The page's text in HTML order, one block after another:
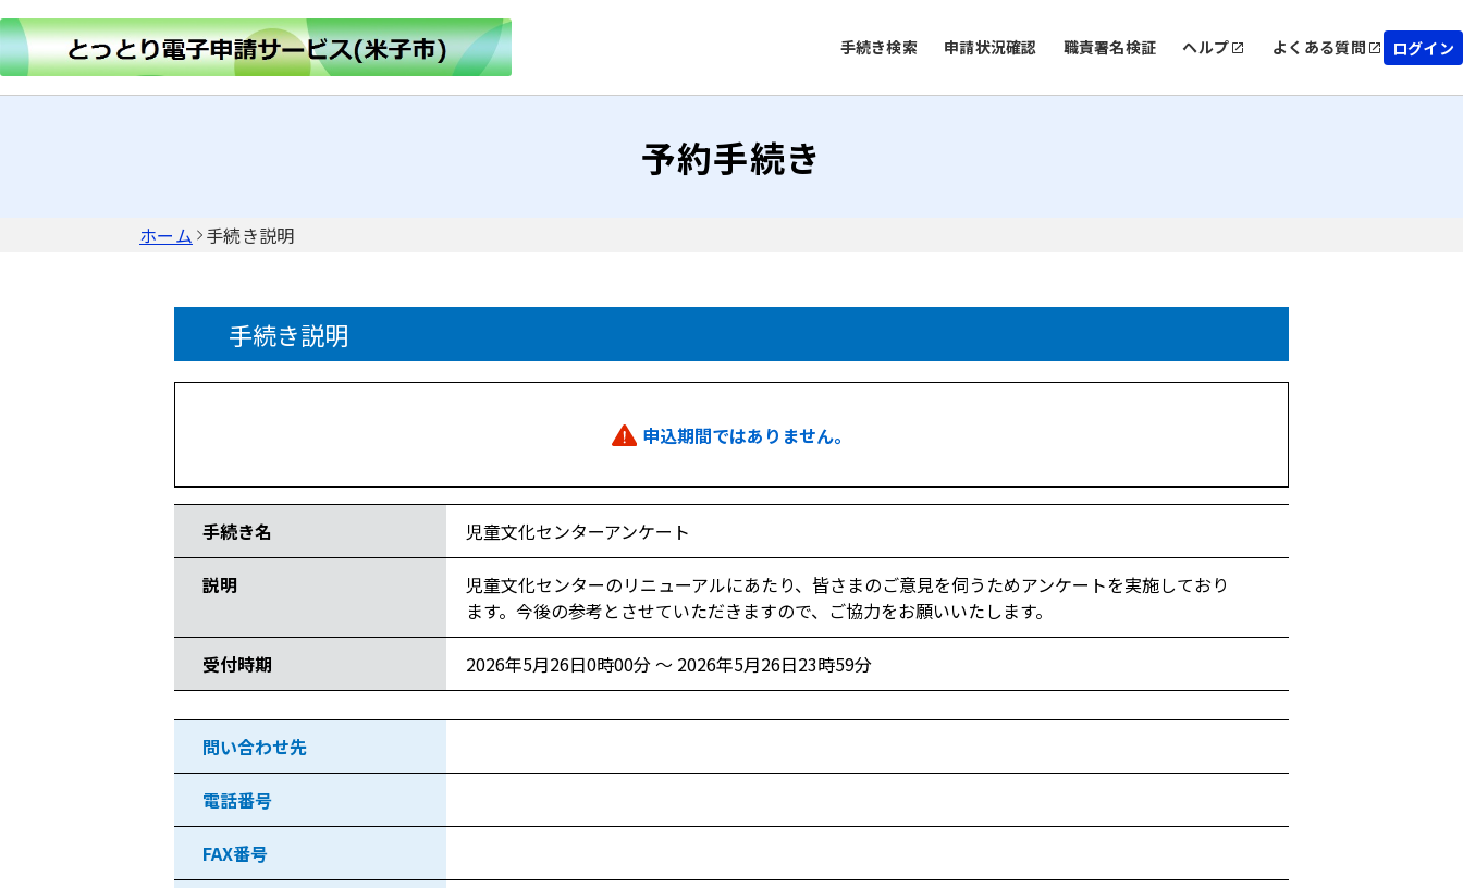
手続き検索 申請状況確認 職責署名検証 ヘルプ よくある質問 ログイン
予約手続き
ホーム 手続き説明
手続き説明
申込期間ではありません。
手続き名 児童文化センターアンケート
説明
児童文化センターのリニューアルにあたり、皆さまのご意見を伺うためアンケートを実施しており
ます。今後の参考とさせていただきますので、ご協力をお願いいたします。
受付時期 2026年5月26日0時00分 ～ 2026年5月26日23時59分
問い合わせ先
電話番号
FAX番号